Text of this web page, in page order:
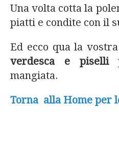
Una volta cotta la
piatti e condite con il
Ed ecco qua la vostra
verdesca e piselli
mangiata.
Torna alla Home per